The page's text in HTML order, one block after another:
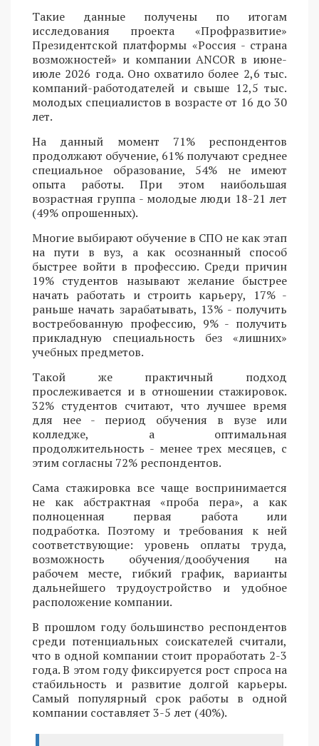
Такие данные получены по итогам
исследования проекта «Профразвитие»
Президентской платформы «Россия - страна
возможностей» и компании ANCOR в июне-
июле 2026 года. Оно охватило более 2,6 тыс.
компаний-работодателей и свыше 12,5 тыс.
молодых специалистов в возрасте от 16 до 30
лет.
На данный момент 71% респондентов
продолжают обучение, 61% получают среднее
специальное образование, 54% не имеют
опыта работы. При этом наибольшая
возрастная группа - молодые люди 18-21 лет
(49% опрошенных).
Многие выбирают обучение в СПО не как этап
на пути в вуз, а как осознанный способ
быстрее войти в профессию. Среди причин
19% студентов называют желание быстрее
начать работать и строить карьеру, 17% -
раньше начать зарабатывать, 13% - получить
востребованную профессию, 9% - получить
прикладную специальность без «лишних»
учебных предметов.
Такой же практичный подход
прослеживается и в отношении стажировок.
32% студентов считают, что лучшее время
для нее - период обучения в вузе или
колледже, а оптимальная
продолжительность - менее трех месяцев, с
этим согласны 72% респондентов.
Сама стажировка все чаще воспринимается
не как абстрактная «проба пера», а как
полноценная первая работа или
подработка. Поэтому и требования к ней
соответствующие: уровень оплаты труда,
возможность обучения/дообучения на
рабочем месте, гибкий график, варианты
дальнейшего трудоустройство и удобное
расположение компании.
В прошлом году большинство респондентов
среди потенциальных соискателей считали,
что в одной компании стоит проработать 2-3
года. В этом году фиксируется рост спроса на
стабильность и развитие долгой карьеры.
Самый популярный срок работы в одной
компании составляет 3-5 лет (40%).